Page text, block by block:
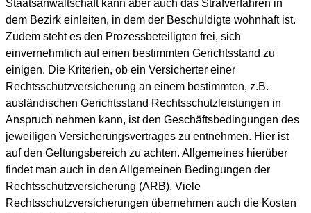
Staatsanwaltschaft kann aber auch das Strafverfahren in
dem Bezirk einleiten, in dem der Beschuldigte wohnhaft ist.
Zudem steht es den Prozessbeteiligten frei, sich
einvernehmlich auf einen bestimmten Gerichtsstand zu
einigen. Die Kriterien, ob ein Versicherter einer
Rechtsschutzversicherung an einem bestimmten, z.B.
ausländischen Gerichtsstand Rechtsschutzleistungen in
Anspruch nehmen kann, ist den Geschäftsbedingungen des
jeweiligen Versicherungsvertrages zu entnehmen. Hier ist
auf den Geltungsbereich zu achten. Allgemeines hierüber
findet man auch in den Allgemeinen Bedingungen der
Rechtsschutzversicherung (ARB). Viele
Rechtsschutzversicherungen übernehmen auch die Kosten